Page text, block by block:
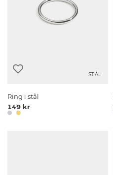
STÅL
Ring i stål
149 kr